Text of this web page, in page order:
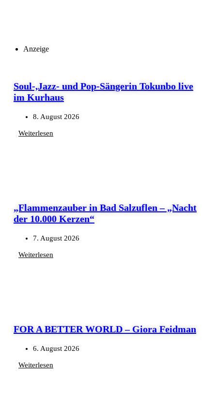
Anzeige
Soul-,Jazz- und Pop-Sängerin Tokunbo live
im Kurhaus
8. August 2026
Weiterlesen
„Flammenzauber in Bad Salzuflen – „Nacht
der 10.000 Kerzen“
7. August 2026
Weiterlesen
FOR A BETTER WORLD – Giora Feidman
6. August 2026
Weiterlesen